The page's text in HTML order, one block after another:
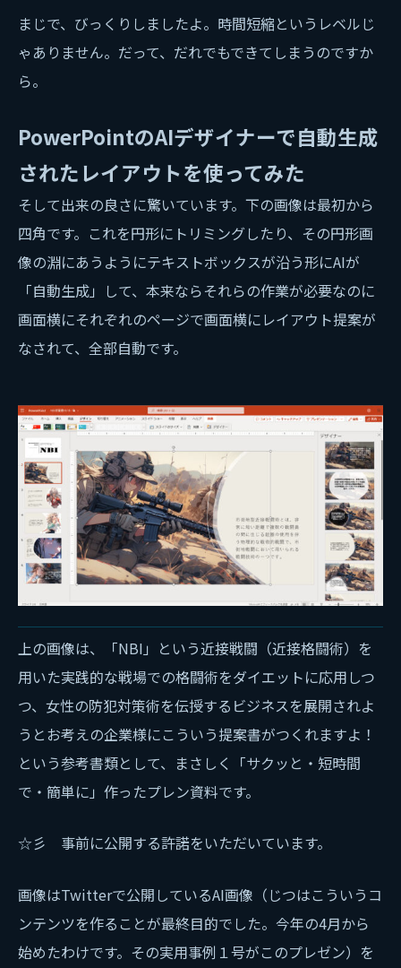
まじで、びっくりしましたよ。時間短縮というレベルじ
ゃありません。だって、だれでもできてしまうのですか
ら。
PowerPointのAIデザイナーで自動生成
されたレイアウトを使ってみた
そして出来の良さに驚いています。下の画像は最初から
四角です。これを円形にトリミングしたり、その円形画
像の淵にあうようにテキストボックスが沿う形にAIが
「自動生成」して、本来ならそれらの作業が必要なのに
画面横にそれぞれのページで画面横にレイアウト提案が
なされて、全部自動です。
上の画像は、「NBI」という近接戦闘（近接格闘術）を
用いた実践的な戦場での格闘術をダイエットに応用しつ
つ、女性の防犯対策術を伝授するビジネスを展開されよ
うとお考えの企業様にこういう提案書がつくれますよ！
という参考書類として、まさしく「サクッと・短時間
で・簡単に」作ったプレン資料です。
☆彡 事前に公開する許諾をいただいています。
画像はTwitterで公開しているAI画像（じつはこういうコ
ンテンツを作ることが最終目的でした。今年の4月から
始めたわけです。その実用事例１号がこのプレゼン）を